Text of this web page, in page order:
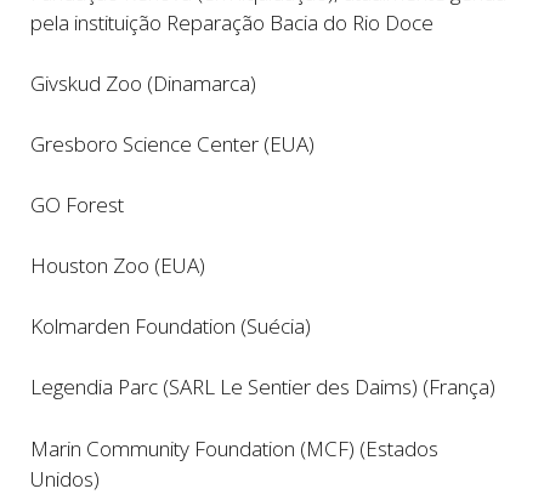
pela instituição Reparação Bacia do Rio Doce
Givskud Zoo (Dinamarca)
Gresboro Science Center (EUA)
GO Forest
Houston Zoo (EUA)
Kolmarden Foundation (Suécia)
Legendia Parc (SARL Le Sentier des Daims) (França)
Marin Community Foundation (MCF) (Estados
Unidos)